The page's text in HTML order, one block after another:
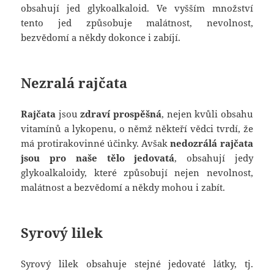
obsahují jed glykoalkaloid. Ve vyšším množství
tento jed způsobuje malátnost, nevolnost,
bezvědomí a někdy dokonce i zabíjí.
Nezralá rajčata
Rajčata jsouzdraví prospěšná, nejen kvůli obsahu
vitamínů a lykopenu, o němž někteří vědci tvrdí, že
má protirakovinné účinky. Avšaknedozrálá rajčata
jsou pro naše tělo jedovatá, obsahují jedy
glykoalkaloidy, které způsobují nejen nevolnost,
malátnost a bezvědomí a někdy mohou i zabít.
Syrový lilek
Syrový lilek obsahuje stejné jedovaté látky, tj.